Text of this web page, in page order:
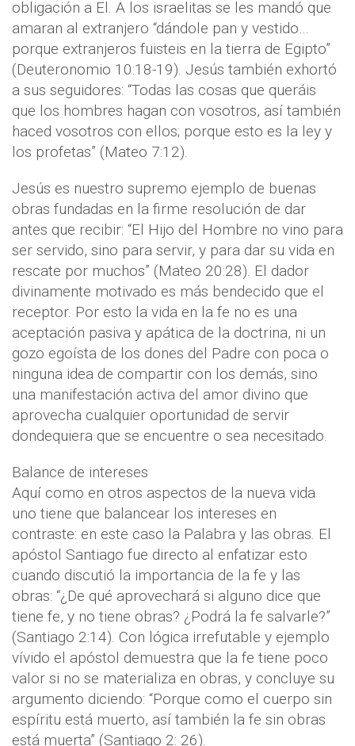
obligación a El. A los israelitas se les mandó que
amaran al extranjero “dándole pan y vestido…
porque extranjeros fuisteis en la tierra de Egipto”
(Deuteronomio 10:18-19). Jesús también exhortó
a sus seguidores: “Todas las cosas que queráis
que los hombres hagan con vosotros, así también
haced vosotros con ellos; porque esto es la ley y
los profetas” (Mateo 7:12).
Jesús es nuestro supremo ejemplo de buenas
obras fundadas en la firme resolución de dar
antes que recibir: “El Hijo del Hombre no vino para
ser servido, sino para servir, y para dar su vida en
rescate por muchos” (Mateo 20:28). El dador
divinamente motivado es más bendecido que el
receptor. Por esto la vida en la fe no es una
aceptación pasiva y apática de la doctrina, ni un
gozo egoísta de los dones del Padre con poca o
ninguna idea de compartir con los demás, sino
una manifestación activa del amor divino que
aprovecha cualquier oportunidad de servir
dondequiera que se encuentre o sea necesitado.
Balance de intereses
Aquí como en otros aspectos de la nueva vida
uno tiene que balancear los intereses en
contraste: en este caso la Palabra y las obras. El
apóstol Santiago fue directo al enfatizar esto
cuando discutió la importancia de la fe y las
obras: “¿De qué aprovechará si alguno dice que
tiene fe, y no tiene obras? ¿Podrá la fe salvarle?”
(Santiago 2:14). Con lógica irrefutable y ejemplo
vívido el apóstol demuestra que la fe tiene poco
valor si no se materializa en obras, y concluye su
argumento diciendo: “Porque como el cuerpo sin
espíritu está muerto, así también la fe sin obras
está muerta” (Santiago 2: 26).